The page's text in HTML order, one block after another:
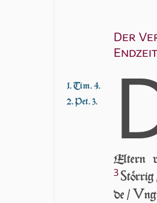
Der
Endzeit
1. Tim. 4.
2. Pet. 3.
El­tern
3 Stör­rig
de / V